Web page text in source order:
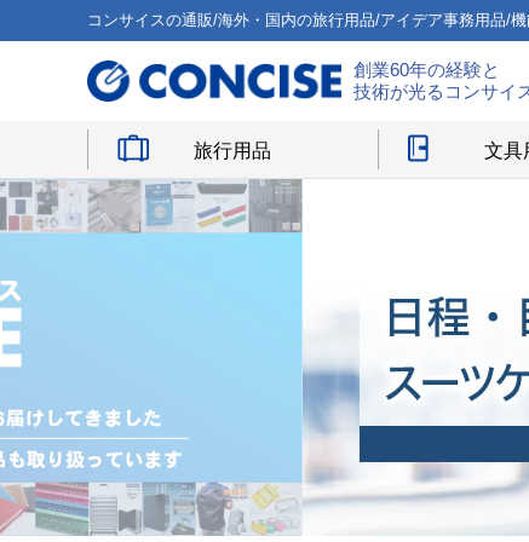
コンサイスの通販/海外・国内の旅行用品/アイデア事務用品/
創業60年の経験と
技術が光るコンサイ
旅行用品 文具